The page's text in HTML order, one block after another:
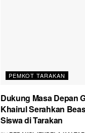
PEMKOT TARAKAN
Dukung Masa Depan
Khairul Serahkan
Siswa di Tarakan